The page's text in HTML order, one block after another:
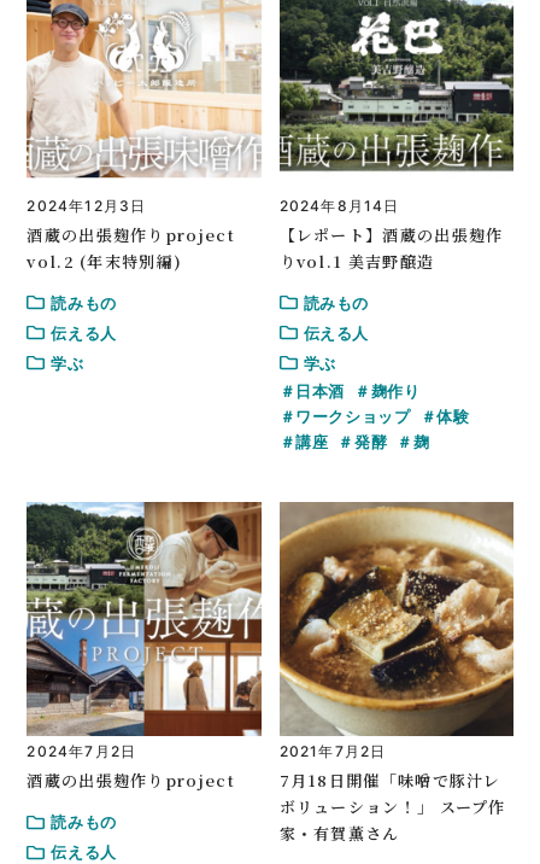
2024年12月3日
酒蔵の出張麹作りproject
vol.2 (年末特別編)
読みもの
伝える人
学ぶ
2024年8月14日
【レポート】酒蔵の出張麹作
りvol.1 美吉野醸造
読みもの
伝える人
学ぶ
日本酒
麹作り
ワークショップ
体験
講座
発酵 麹
2024年7月2日
酒蔵の出張麹作りproject
読みもの
伝える人
2021年7月2日
7月18日開催「味噌で豚汁レ
ボリューション！」 スープ作
家・有賀薫さん